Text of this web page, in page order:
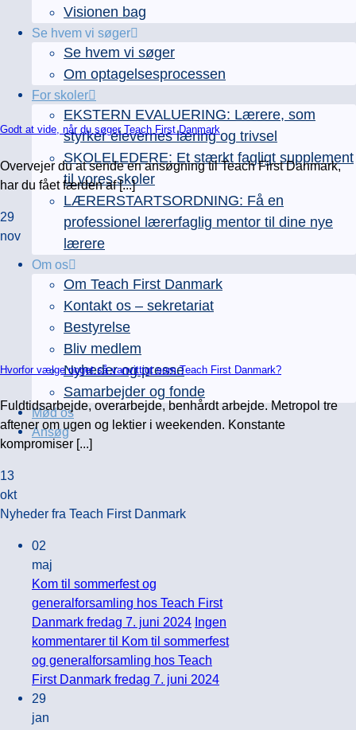
Visionen bag
Se hvem vi søger
Se hvem vi søger
Om optagelsesprocessen
For skoler
EKSTERN EVALUERING: Lærere, som
styrker elevernes læring og trivsel
SKOLELEDERE: Et stærkt fagligt supplement
til vores skoler
LÆRERSTARTSORDNING: Få en
professionel lærerfaglig mentor til dine nye
lærere
Om os
Om Teach First Danmark
Kontakt os – sekretariat
Bestyrelse
Bliv medlem
Nyheder og presse
Samarbejder og fonde
Mød os
Ansøg
Godt at vide, når du søger Teach First Danmark
Overvejer du at sende en ansøgning til Teach First Danmark,
har du fået færden af [...]
29
nov
Hvorfor vælge noget så vanvittigt som Teach First Danmark?
Fuldtidsarbejde, overarbejde, benhårdt arbejde. Metropol tre
aftener om ugen og lektier i weekenden. Konstante
kompromiser [...]
13
okt
Nyheder fra Teach First Danmark
02
maj
Kom til sommerfest og
generalforsamling hos Teach First
Danmark fredag 7. juni 2024 Ingen
kommentarer til Kom til sommerfest
og generalforsamling hos Teach
First Danmark fredag 7. juni 2024
29
jan